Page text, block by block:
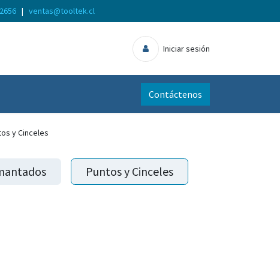
| ventas@tooltek.cl
Iniciar sesión
Contáctenos
y Cinceles
Puntos y Cinceles